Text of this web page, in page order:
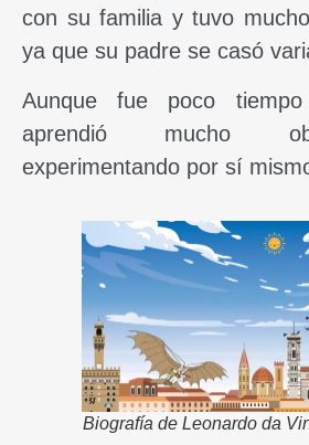
con su familia y tuvo
ya que su padre se casó
Aunque fue poco
aprendió mucho
experimentando por sí
Biografía de Leonardo da